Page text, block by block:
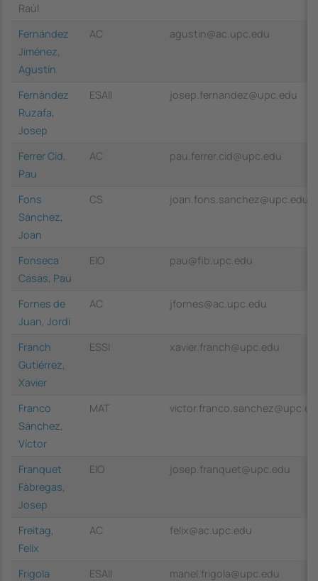
Raúl
Fernández
Jiménez,
Agustín
AC agustin@ac.upc.edu
Fernàndez
Ruzafa,
Josep
ESAII josep.fernandez@upc.edu
Ferrer Cid,
Pau
AC pau.ferrer.cid@upc.edu
Fons
Sánchez,
Joan
CS joan.fons.sanchez@upc.edu
Fonseca
Casas, Pau
EIO pau@fib.upc.edu
Fornes de
Juan, Jordi
AC jfornes@ac.upc.edu
Franch
Gutiérrez,
Xavier
ESSI xavier.franch@upc.edu
Franco
Sánchez,
Víctor
MAT
Franquet
Fàbregas,
Josep
EIO josep.franquet@upc.edu
Freitag,
Felix
AC felix@ac.upc.edu
Frigola
ESAII manel.frigola@upc.edu